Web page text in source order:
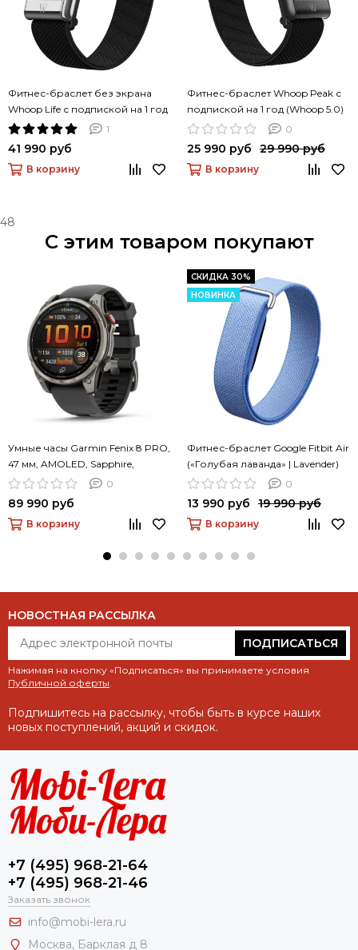
Фитнес-браслет без экрана
Whoop Life с подпиской на 1 год
(Whoop MG)
1
41 990 руб
В корзину
Фитнес-браслет Whoop Peak с
подпиской на 1 год (Whoop 5.0)
0
25 990 руб 29 990 руб
В корзину
48
С этим товаром покупают
Умные часы Garmin Fenix 8 PRO,
47 мм, AMOLED, Sapphire,
Titanium with Graphite/Black
0
89 990 руб
В корзину
СКИДКА 30%
НОВИНКА
Фитнес-браслет Google Fitbit Air
(«Голубая лаванда» | Lavender)
0
13 990 руб 19 990 руб
В корзину
НОВОСТНАЯ РАССЫЛКА
ПОДПИСАТЬСЯ
Нажимая на кнопку «Подписаться» вы принимаете условия
Публичной оферты
Подпишитесь на рассылку, чтобы быть в курсе наших
новых поступлений, акций и скидок.
+7 (495) 968-21-64
+7 (495) 968-21-46
Заказать звонок
info@mobi-lera.ru
Москва, Барклая д 8